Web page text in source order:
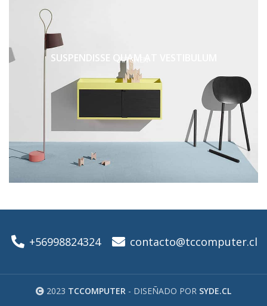
KITCHEN
SUSPENDISSE QUAM AT VESTIBULUM
+56998824324 contacto@tccomputer.cl
2023 TCCOMPUTER - DISEÑADO POR SYDE.CL